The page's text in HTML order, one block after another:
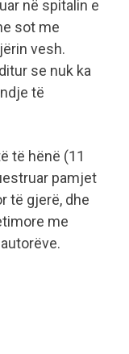
në spitalin e
sot me
vesh.
se nuk ka
të
të hënë (11
pamjet
të gjerë, dhe
me